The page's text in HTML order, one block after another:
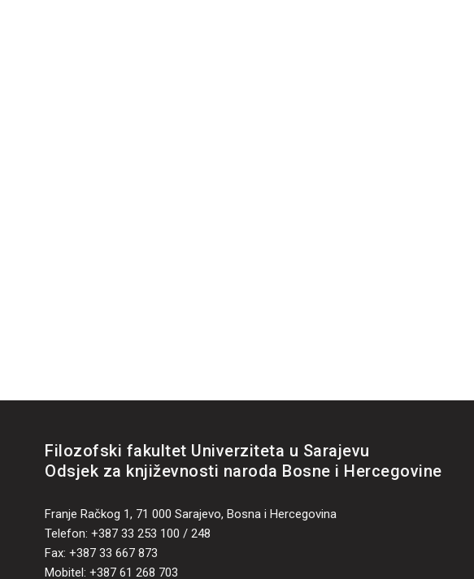
Filozofski fakultet Univerziteta u Sarajevu
Odsjek za književnosti naroda Bosne i Hercegovine
Franje Račkog 1, 71 000 Sarajevo, Bosna i Hercegovina
Telefon: +387 33 253 100 / 248
Fax: +387 33 667 873
Mobitel: +387 61 268 703